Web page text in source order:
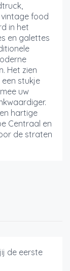
food
in het
en galettes
Het zien
stukje
uw
hartige
Centraal en
de straten
de eerste